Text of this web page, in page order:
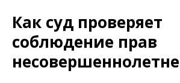
Как суд проверяет
соблюдение прав